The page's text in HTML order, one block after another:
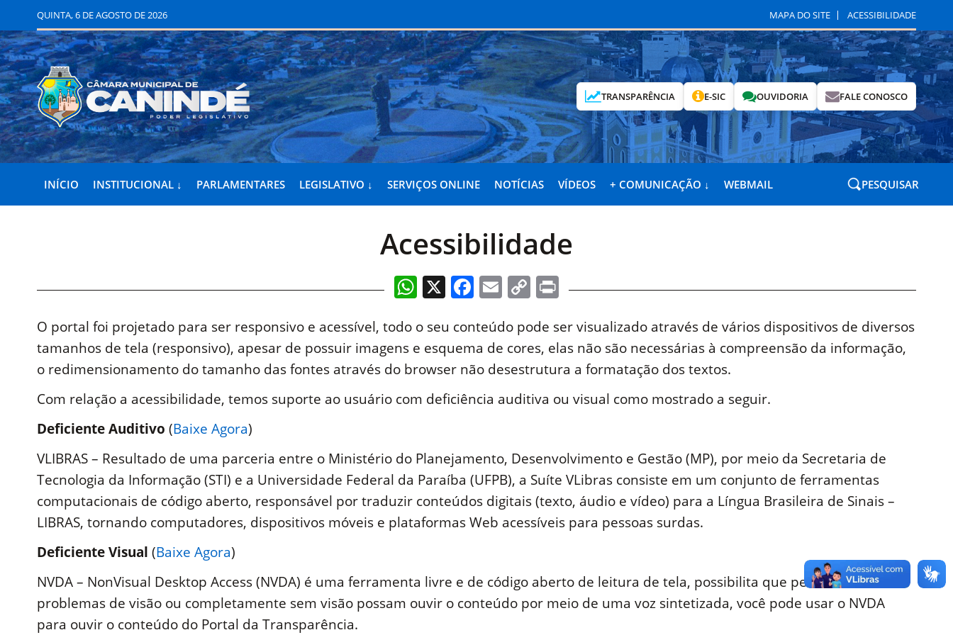
QUINTA, 6 DE AGOSTO DE 2026 MAPA DO SITE ACESSIBILIDADE
TRANSPARÊNCIA E-SIC OUVIDORIA FALE CONOSCO
INÍCIO INSTITUCIONAL ↓ PARLAMENTARES LEGISLATIVO ↓ SERVIÇOS ONLINE NOTÍCIAS VÍDEOS + COMUNICAÇÃO ↓ WEBMAIL PESQUISAR
Acessibilidade
WhatsApp
X Facebook
EmailCopyPrint
O portal foi projetado para ser responsivo e acessível, todo o seu conteúdo pode ser visualizado através de vários dispositivos de diversos
tamanhos de tela (responsivo), apesar de possuir imagens e esquema de cores, elas não são necessárias à compreensão da informação,
o redimensionamento do tamanho das fontes através do browser não desestrutura a formatação dos textos.
Com relação a acessibilidade, temos suporte ao usuário com deficiência auditiva ou visual como mostrado a seguir.
Deficiente Auditivo (Baixe Agora)
VLIBRAS – Resultado de uma parceria entre o Ministério do Planejamento, Desenvolvimento e Gestão (MP), por meio da Secretaria de
Tecnologia da Informação (STI) e a Universidade Federal da Paraíba (UFPB), a Suíte VLibras consiste em um conjunto de ferramentas
computacionais de código aberto, responsável por traduzir conteúdos digitais (texto, áudio e vídeo) para a Língua Brasileira de Sinais –
LIBRAS, tornando computadores, dispositivos móveis e plataformas Web acessíveis para pessoas surdas.
Deficiente Visual (Baixe Agora)
NVDA – NonVisual Desktop Access (NVDA) é uma ferramenta livre e de código aberto de leitura de tela, possibilita que pessoas com
problemas de visão ou completamente sem visão possam ouvir o conteúdo por meio de uma voz sintetizada, você pode usar o NVDA
para ouvir o conteúdo do Portal da Transparência.